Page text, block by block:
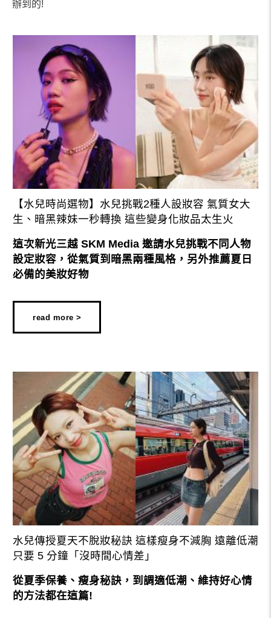
辦到的!
【水兒時尚選物】水兒挑戰2種人設妝容 氣質女大
生、暗黑辣妹一秒轉換 這些變身化妝品太生火
這次新光三越 SKM Media 邀請水兒挑戰不同人物
設定妝容，從氣質到暗黑兩種風格，另外推薦夏日
必備的美妝好物
read more >
水兒傳授夏天不脫妝秘訣 這樣瘦身不減胸 遠離低潮
只要 5 分鐘「沒時間心情差」
從夏季保養、瘦身秘訣，到調適低潮、維持好心情
的方法都在這篇!